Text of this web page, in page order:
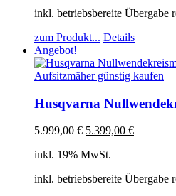
inkl. betriebsbereite Übergabe
zum Produkt... Details
Angebot!
Husqvarna
5.999,00€ 5.399,00 €
inkl. 19% MwSt.
inkl. betriebsbereite Übergabe